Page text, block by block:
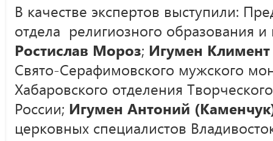
В качестве экспертов выступили:
отдела религиозного образования и
Ростислав Мороз; Игумен
Свято-Серафимовского мужского
Хабаровского отделения
России; Игумен Антоний
церковных специалистов